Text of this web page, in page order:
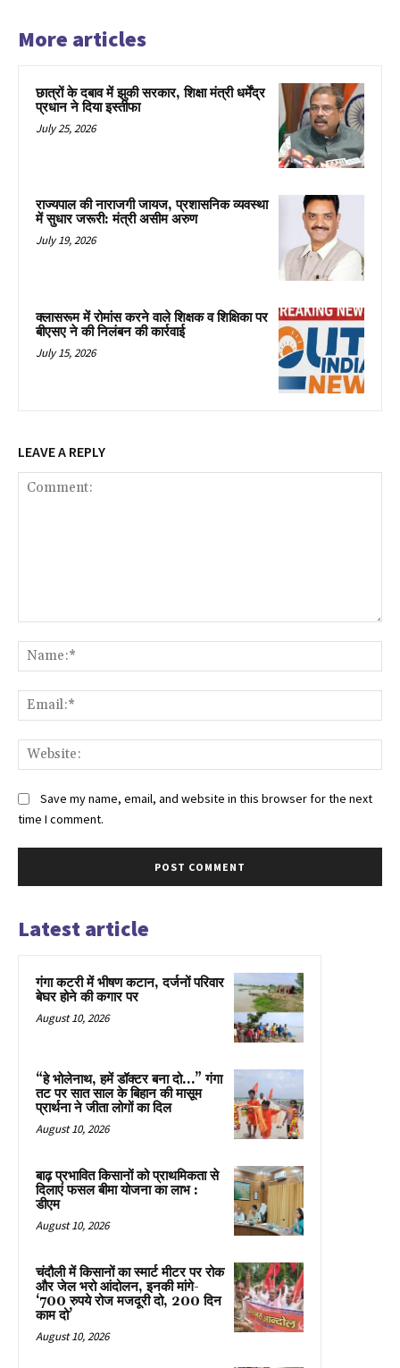
More articles
छात्रों के दबाव में झुकी सरकार, शिक्षा मंत्री धर्मेंद्र
प्रधान ने दिया इस्तीफा
July 25, 2026
राज्यपाल की नाराजगी जायज, प्रशासनिक व्यवस्था
में सुधार जरूरी: मंत्री असीम अरुण
July 19, 2026
क्लासरूम में रोमांस करने वाले शिक्षक व शिक्षिका पर
बीएसए ने की निलंबन की कार्रवाई
July 15, 2026
LEAVE A REPLY
Save my name, email, and website in this browser for the next
time I comment.
Latest article
गंगा कटरी में भीषण कटान, दर्जनों परिवार
बेघर होने की कगार पर
August 10, 2026
“हे भोलेनाथ, हमें डॉक्टर बना दो…” गंगा
तट पर सात साल के बिहान की मासूम
प्रार्थना ने जीता लोगों का दिल
August 10, 2026
बाढ़ प्रभावित किसानों को प्राथमिकता से
दिलाएं फसल बीमा योजना का लाभ :
डीएम
August 10, 2026
चंदौली में किसानों का स्मार्ट मीटर पर रोक
और जेल भरो आंदोलन, इनकी मांगे-
‘700 रुपये रोज मजदूरी दो, 200 दिन
काम दो’
August 10, 2026